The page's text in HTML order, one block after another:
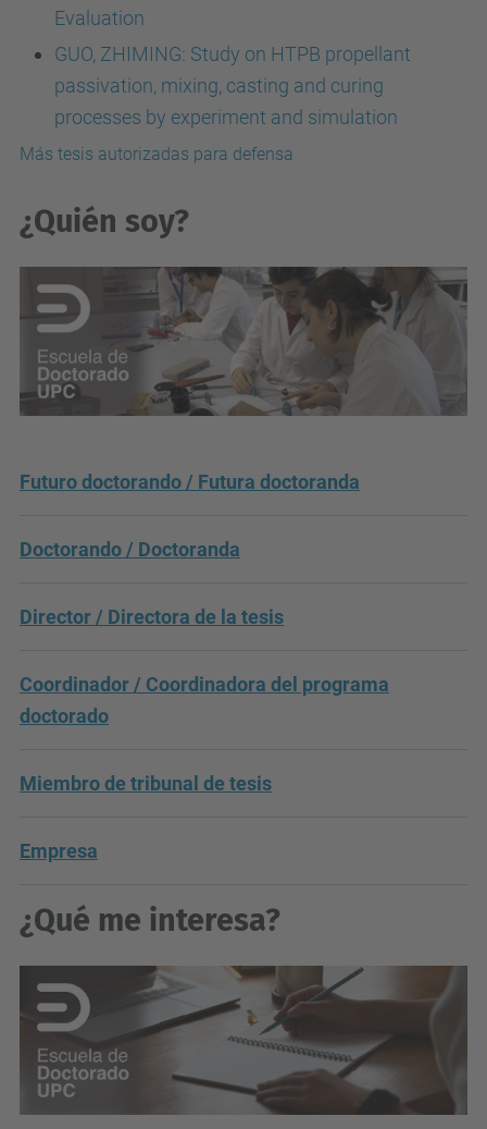
Evaluation
GUO, ZHIMING: Study on HTPB propellant
passivation, mixing, casting and curing
processes by experiment and simulation
Más tesis autorizadas para defensa
¿Quién soy?
Futuro doctorando / Futura doctoranda
Doctorando / Doctoranda
Director / Directora de la tesis
Coordinador / Coordinadora del programa
doctorado
Miembro de tribunal de tesis
Empresa
¿Qué me interesa?